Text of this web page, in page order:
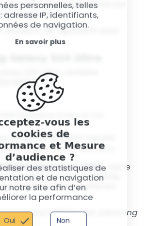
personnelles, telles
adresse IP, identifiants,
de navigation.
En savoir plus
vous les
cookies de
et Mesure
d’audience ?
des statistiques de
et de navigation
notre site afin d’en
la performance
Oui Non
incluant des interventions sur
et carte mère.
solutions de réparation pour
Galaxy S24 Ultra
S24 Ultra combine
(résistance à l’eau et à la
durée et optimisation logicielle.
intégrés dans la fabrication.
peut vous aider: Notre
les réparations complexes,
AMOLED et les batteries
pour téléphones Samsung